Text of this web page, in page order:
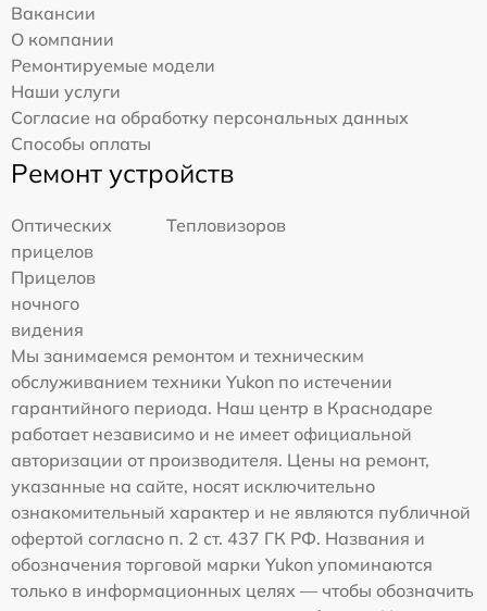
Вакансии
О компании
Ремонтируемые модели
Наши услуги
Согласие на обработку персональных данных
Способы оплаты
Ремонт устройств
Оптических
прицелов
Тепловизоров
Прицелов
ночного
видения
Мы занимаемся ремонтом и техническим
обслуживанием техники Yukon по истечении
гарантийного периода. Наш центр в Краснодаре
работает независимо и не имеет официальной
авторизации от производителя. Цены на ремонт,
указанные на сайте, носят исключительно
ознакомительный характер и не являются публичной
офертой согласно п. 2 ст. 437 ГК РФ. Названия и
обозначения торговой марки Yukon упоминаются
только в информационных целях — чтобы обозначить